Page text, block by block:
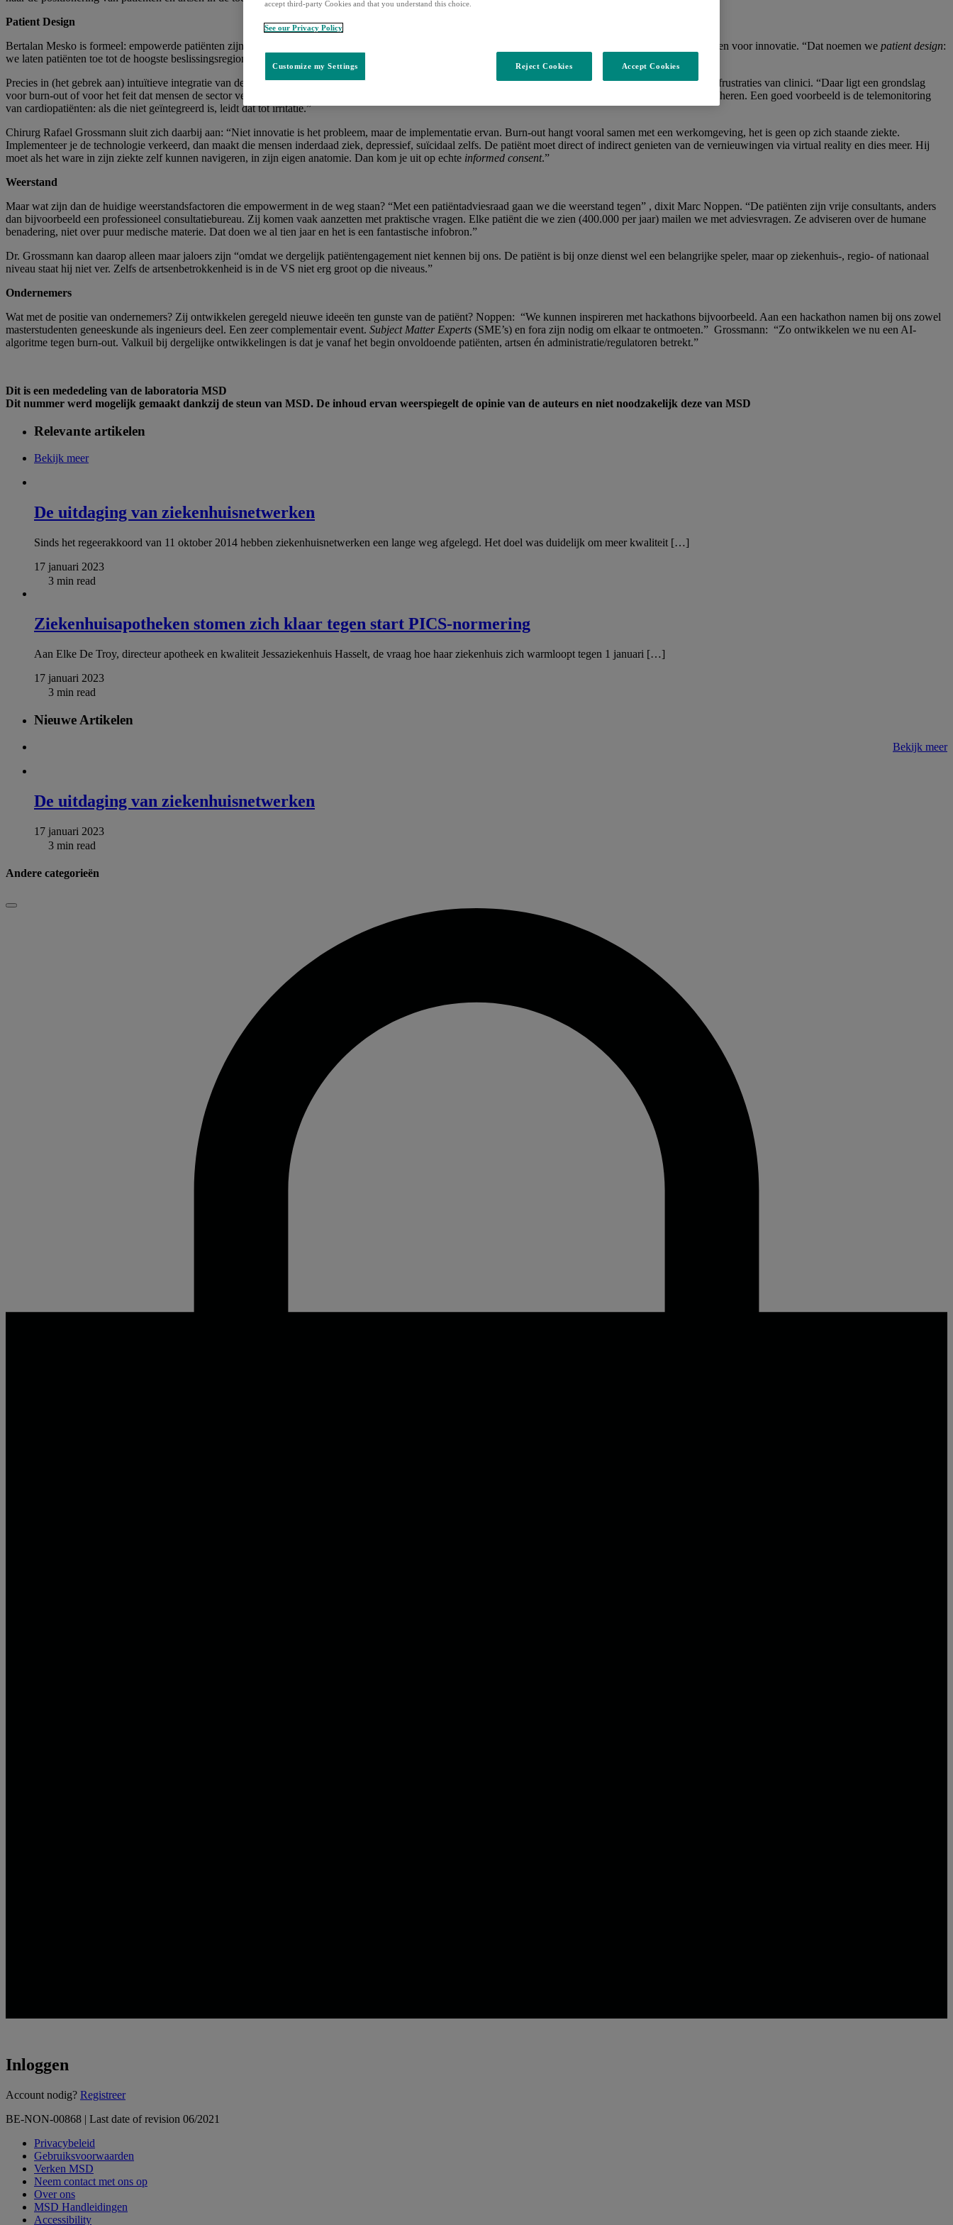
Patient Design
Bertalan Mesko is formeel: empowerde patiënten zijn zeer proactief. We moeten niet voor hen denken. Ze zijn partners. Zo kunnen zij clinici een handje toesteken voor innovatie. “Dat noemen we patient design:
we laten patiënten toe tot de hoogste beslissingsregionen. Patient Design zal worden omarmd door alle beleidsmakers.”
Precies in (het gebrek aan) intuïtieve integratie van de nieuwe technologie in de workflow van artsen en verpleging ziet prof. Marc Noppen een oorzaak van de frustraties van clinici. “Daar ligt een grondslag
voor burn-out of voor het feit dat mensen de sector verlaten. Artsen en verpleegkundigen verliezen veel tijd als ze deze zaken uit de technologiewereld willen beheren. Een goed voorbeeld is de telemonitoring
van cardiopatiënten: als die niet geïntegreerd is, leidt dat tot irritatie.”
Chirurg Rafael Grossmann sluit zich daarbij aan: “Niet innovatie is het probleem, maar de implementatie ervan. Burn-out hangt vooral samen met een werkomgeving, het is geen op zich staande ziekte.
Implementeer je de technologie verkeerd, dan maakt die mensen inderdaad ziek, depressief, suïcidaal zelfs. De patiënt moet direct of indirect genieten van de vernieuwingen via virtual reality en dies meer. Hij
moet als het ware in zijn ziekte zelf kunnen navigeren, in zijn eigen anatomie. Dan kom je uit op echte informed consent.”
Weerstand
Maar wat zijn dan de huidige weerstandsfactoren die empowerment in de weg staan? “Met een patiëntadviesraad gaan we die weerstand tegen” , dixit Marc Noppen. “De patiënten zijn vrije consultants, anders
dan bijvoorbeeld een professioneel consultatiebureau. Zij komen vaak aanzetten met praktische vragen. Elke patiënt die we zien (400.000 per jaar) mailen we met adviesvragen. Ze adviseren over de humane
benadering, niet over puur medische materie. Dat doen we al tien jaar en het is een fantastische infobron.”
Dr. Grossmann kan daarop alleen maar jaloers zijn “omdat we dergelijk patiëntengagement niet kennen bij ons. De patiënt is bij onze dienst wel een belangrijke speler, maar op ziekenhuis-, regio- of nationaal
niveau staat hij niet ver. Zelfs de artsenbetrokkenheid is in de VS niet erg groot op die niveaus.”
Ondernemers
Wat met de positie van ondernemers? Zij ontwikkelen geregeld nieuwe ideeën ten gunste van de patiënt? Noppen: “We kunnen inspireren met hackathons bijvoorbeeld. Aan een hackathon namen bij ons zowel
masterstudenten geneeskunde als ingenieurs deel. Een zeer complementair event. Subject Matter Experts (SME’s) en fora zijn nodig om elkaar te ontmoeten.” Grossmann: “Zo ontwikkelen we nu een AI-
algoritme tegen burn-out. Valkuil bij dergelijke ontwikkelingen is dat je vanaf het begin onvoldoende patiënten, artsen én administratie/regulatoren betrekt.”
Dit is een mededeling van de laboratoria MSD
Dit nummer werd mogelijk gemaakt dankzij de steun van MSD. De inhoud ervan weerspiegelt de opinie van de auteurs en niet noodzakelijk deze van MSD
Relevante artikelen
Bekijk meer
De uitdaging van ziekenhuisnetwerken
Sinds het regeerakkoord van 11 oktober 2014 hebben ziekenhuisnetwerken een lange weg afgelegd. Het doel was duidelijk om meer kwaliteit […]
17 januari 2023
3 min read
Ziekenhuisapotheken stomen zich klaar tegen start PICS-normering
Aan Elke De Troy, directeur apotheek en kwaliteit Jessaziekenhuis Hasselt, de vraag hoe haar ziekenhuis zich warmloopt tegen 1 januari […]
17 januari 2023
3 min read
Nieuwe Artikelen
Bekijk meer
De uitdaging van ziekenhuisnetwerken
17 januari 2023
3 min read
Andere categorieën
Sluiten
Inloggen
Loading...
Account nodig? Registreer
BE-NON-00868 | Last date of revision 06/2021
Privacybeleid
Gebruiksvoorwaarden
Verken MSD
Neem contact met ons op
Over ons
MSD Handleidingen
Accessibility
accept third-party Cookies and that you understand this choice.
See our Privacy Policy
Customize my Settings Reject Cookies Accept Cookies